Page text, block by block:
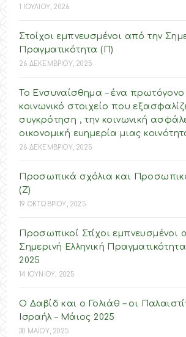
1 ΙΟΥΛΙΟΥ, 2026
Στοίχοι εμπνευσμένοι από την
Πραγματικότητα (Π)
26 ΔΕΚΕΜΒΡΙΟΥ, 2025
Το Ενσυναίσθημα – ένα
κοινωνικό στοιχείο που
συγκρότηση , την κοινωνική
οικονομική ευημερία μιας
26 ΔΕΚΕΜΒΡΙΟΥ, 2025
Προσωπικά σχόλια και
(Ζ)
19 ΟΚΤΩΒΡΙΟΥ, 2025
Προσωπικοί Στίχοι εμπνευσμένοι
Σημερινή Ελληνική Πραγματικότητα
2025
14 ΙΟΥΝΙΟΥ, 2025
Ο Δαβίδ και ο Γολιάθ – οι
Ισραήλ – Mάιος 2025
30 ΜΑΪΟΥ, 2025